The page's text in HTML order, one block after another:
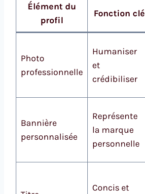
Élément du
profil
Fonction clé
Photo
professionnelle
Humaniser
et
crédibiliser
Bannière
personnalisée
Représente
la marque
personnelle
Concis et